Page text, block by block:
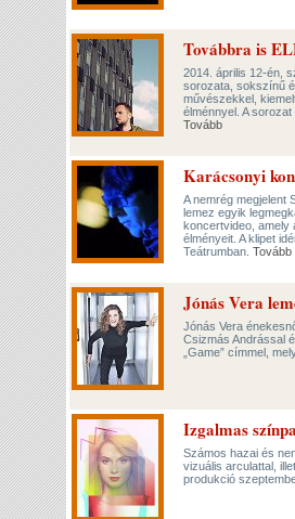
Továbbra is
2014. április 12-én,
sorozata, sokszínű
művészekkel,
élménnyel. A
Tovább
Karácsonyi
A nemrég megjelent
lemez egyik
koncertvideo, amely
élményeit. A klipet
Teátrumban. Tovább
Jónás Vera
Jónás Vera
Csizmás Andrással
„Game” címmel,
Izgalmas
Számos hazai és
vizuális arculattal,
produkció